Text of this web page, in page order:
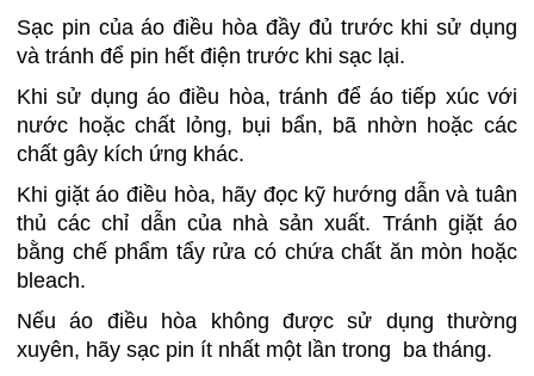
Sạc pin của áo điều hòa đầy đủ trước khi sử dụng
và tránh để pin hết điện trước khi sạc lại.
Khi sử dụng áo điều hòa, tránh để áo tiếp xúc với
nước hoặc chất lỏng, bụi bẩn, bã nhờn hoặc các
chất gây kích ứng khác.
Khi giặt áo điều hòa, hãy đọc kỹ hướng dẫn và tuân
thủ các chỉ dẫn của nhà sản xuất. Tránh giặt áo
bằng chế phẩm tẩy rửa có chứa chất ăn mòn hoặc
bleach.
Nếu áo điều hòa không được sử dụng thường
xuyên, hãy sạc pin ít nhất một lần trong ba tháng.